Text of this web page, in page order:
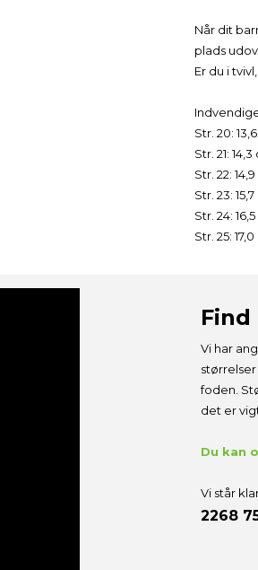
Når dit
plads
Er du i
Str. 20:
Str. 21: 14,3
Str. 22:
Str. 23:
Str. 24:
Str. 25:
Vi har
foden.
det er
Du kan
Vi står
2268
kun på ikke nedsatte vare og gælder ikke ved gavekort.
trække din tilmelding tilbage ved at klikke på afmeld linket i
e-mails forespørgsler på afmelding fra medlemslisten